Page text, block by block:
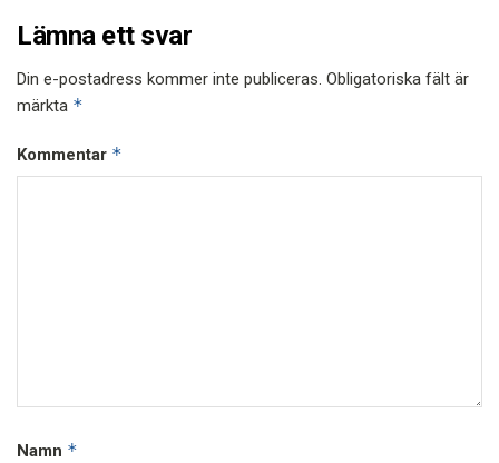
Lämna ett svar
Din e-postadress kommer inte publiceras. Obligatoriska fält är
märkta *
Kommentar *
Namn *